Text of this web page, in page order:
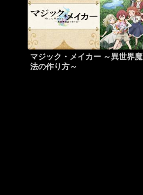
マジック・メイカー ～異世界魔
法の作り方～